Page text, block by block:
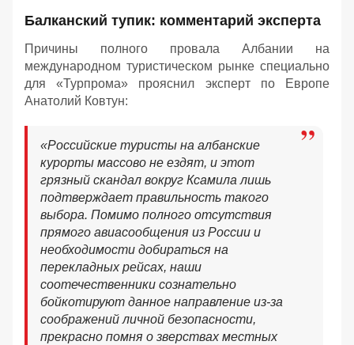
Балканский тупик: комментарий эксперта
Причины полного провала Албании на
международном туристическом рынке специально
для «Турпрома» прояснил эксперт по Европе
Анатолий Ковтун:
«Российские туристы на албанские
курорты массово не ездят, и этот
грязный скандал вокруг Ксамила лишь
подтверждает правильность такого
выбора. Помимо полного отсутствия
прямого авиасообщения из России и
необходимости добираться на
перекладных рейсах, наши
соотечественники сознательно
бойкотируют данное направление из-за
соображений личной безопасности,
прекрасно помня о зверствах местных